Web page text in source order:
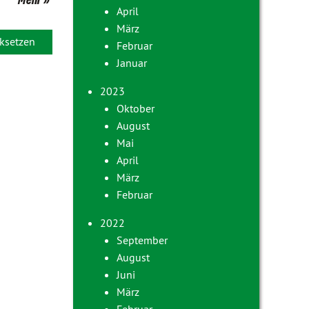
April
März
Februar
Januar
2023
Oktober
August
Mai
April
März
Februar
2022
September
August
Juni
März